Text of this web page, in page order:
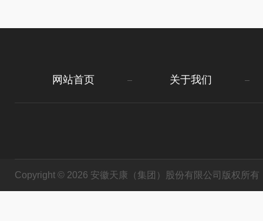
网站首页 关于我们
Copyright © 2026 安徽天康（集团）股份有限公司版权所有